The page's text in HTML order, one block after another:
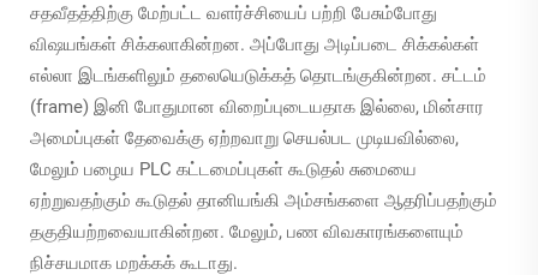
சதவீதத்திற்கு மேற்பட்ட வளர்ச்சியைப் பற்றி பேசும்போது
விஷயங்கள் சிக்கலாகின்றன. அப்போது அடிப்படை சிக்கல்கள்
எல்லா இடங்களிலும் தலையெடுக்கத் தொடங்குகின்றன. சட்டம்
(frame) இனி போதுமான விறைப்புடையதாக இல்லை, மின்சார
அமைப்புகள் தேவைக்கு ஏற்றவாறு செயல்பட முடியவில்லை,
மேலும் பழைய PLC கட்டமைப்புகள் கூடுதல் சுமையை
ஏற்றுவதற்கும் கூடுதல் தானியங்கி அம்சங்களை ஆதரிப்பதற்கும்
தகுதியற்றவையாகின்றன. மேலும், பண விவகாரங்களையும்
நிச்சயமாக மறக்கக் கூடாது.